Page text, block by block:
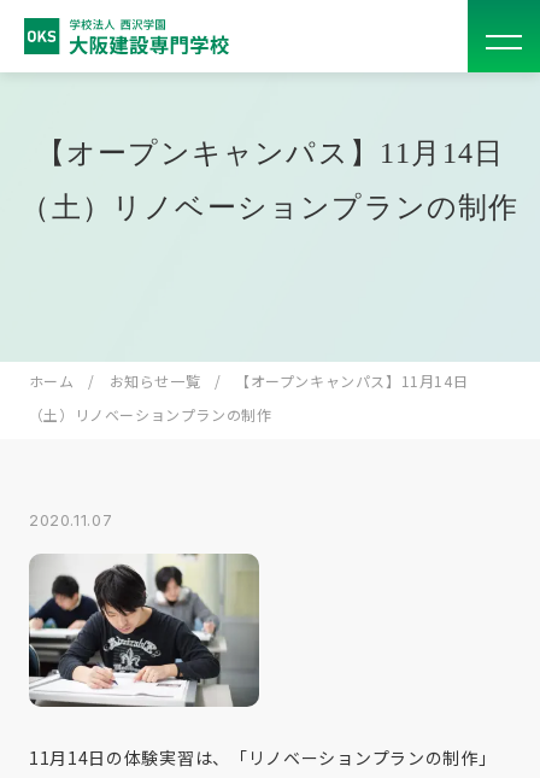
【オープンキャンパス】11月14日
（土）リノベーションプランの制作
ホーム お知らせ一覧
【オープンキャンパス】11月14日
（土）リノベーションプランの制作
2020.11.07
11月14日の体験実習は、「リノベーションプランの制作」